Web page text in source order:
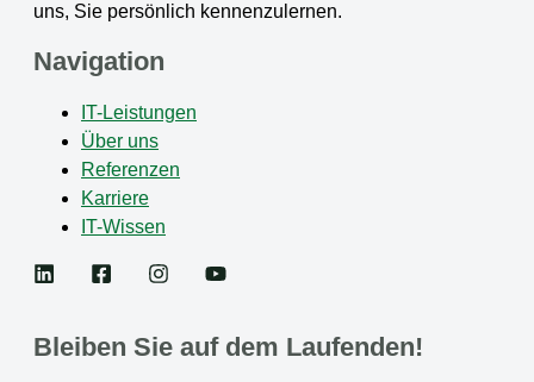
uns, Sie persönlich kennenzulernen.
Navigation
IT-Leistungen
Über uns
Referenzen
Karriere
IT-Wissen
Bleiben Sie auf dem Laufenden!